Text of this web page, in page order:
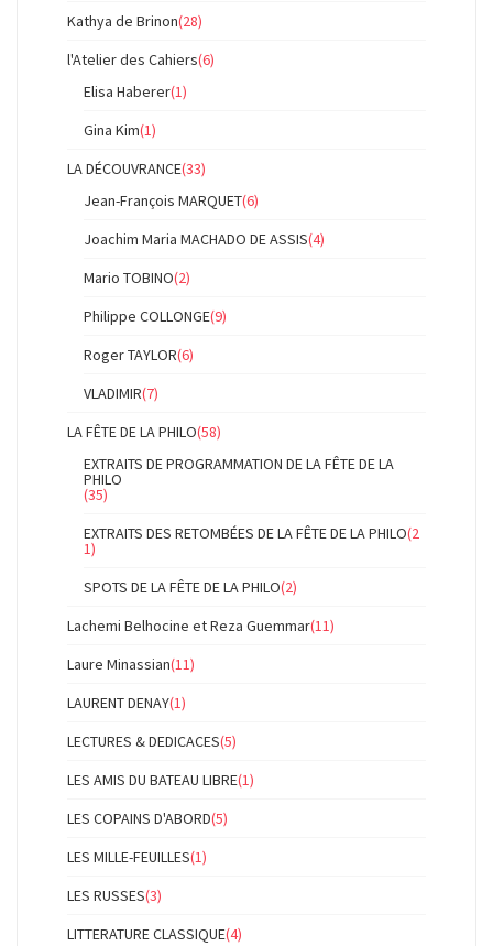
Kathya de Brinon(28)
l'Atelier des Cahiers(6)
Elisa Haberer(1)
Gina Kim(1)
LA DÉCOUVRANCE(33)
Jean-François MARQUET(6)
Joachim Maria MACHADO DE ASSIS(4)
Mario TOBINO(2)
Philippe COLLONGE(9)
Roger TAYLOR(6)
VLADIMIR(7)
LA FÊTE DE LA PHILO(58)
EXTRAITS DE PROGRAMMATION DE LA FÊTE DE LA
PHILO
(35)
EXTRAITS DES RETOMBÉES DE LA FÊTE DE LA PHILO(2
1)
SPOTS DE LA FÊTE DE LA PHILO(2)
Lachemi Belhocine et Reza Guemmar(11)
Laure Minassian(11)
LAURENT DENAY(1)
LECTURES & DEDICACES(5)
LES AMIS DU BATEAU LIBRE(1)
LES COPAINS D'ABORD(5)
LES MILLE-FEUILLES(1)
LES RUSSES(3)
LITTERATURE CLASSIQUE(4)